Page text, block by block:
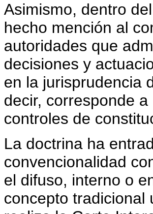
Asimismo, dentro
hecho mención al
autoridades que
decisiones y
en la jurisprudencia
decir, corresponde
controles de
La doctrina ha
convencionalidad
el difuso, interno o
concepto tradicional